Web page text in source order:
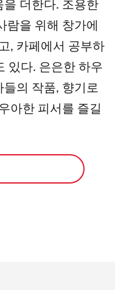
을 더한다. 조용한
람을 위해 창가에
, 카페에서 공부하
있다. 은은한 하우
들의 작품, 향기로
아한 피서를 즐길